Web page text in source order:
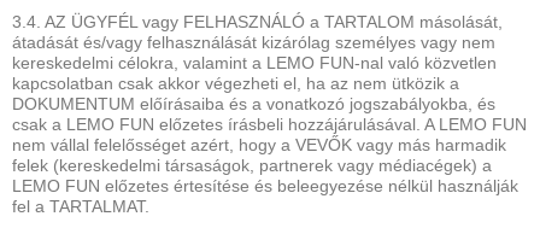
3.4. AZ ÜGYFÉL vagy FELHASZNÁLÓ a TARTALOM másolását,
átadását és/vagy felhasználását kizárólag személyes vagy nem
kereskedelmi célokra, valamint a LEMO FUN-nal való közvetlen
kapcsolatban csak akkor végezheti el, ha az nem ütközik a
DOKUMENTUM előírásaiba és a vonatkozó jogszabályokba, és
csak a LEMO FUN előzetes írásbeli hozzájárulásával. A LEMO FUN
nem vállal felelősséget azért, hogy a VEVŐK vagy más harmadik
felek (kereskedelmi társaságok, partnerek vagy médiacégek) a
LEMO FUN előzetes értesítése és beleegyezése nélkül használják
fel a TARTALMAT.